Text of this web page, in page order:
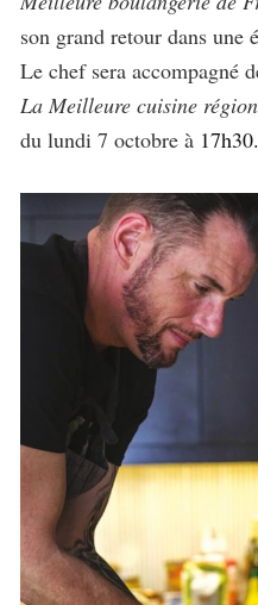
son grand retour dans
Le chef sera accompagné
La Meilleure cuisine
du lundi 7 octobre à 17h30.